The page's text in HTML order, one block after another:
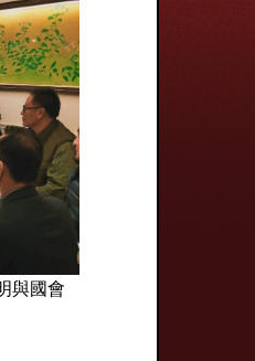
與國會